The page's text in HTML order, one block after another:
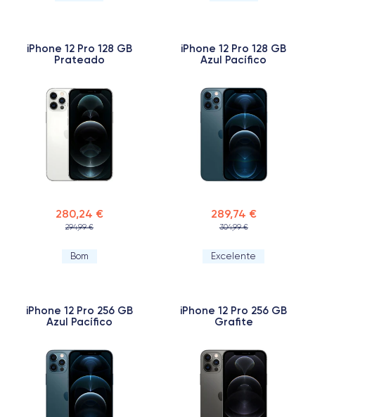
iPhone 12 Pro 128 GB
Prateado
280,24 €
294,99 €
Bom
iPhone 12 Pro 128 GB
Azul Pacífico
289,74 €
304,99 €
Excelente
iPhone 12 Pro 256 GB
Azul Pacífico
iPhone 12 Pro 256 GB
Grafite